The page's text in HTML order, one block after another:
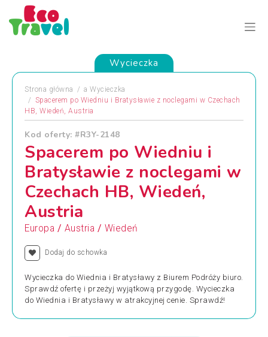
Wycieczka
Strona główna a Wycieczka
Spacerem po Wiedniu i Bratysławie z noclegami w Czechach
HB, Wiedeń, Austria
Kod oferty: #R3Y-2148
Spacerem po Wiedniu i
Bratysławie z noclegami w
Czechach HB, Wiedeń,
Austria
Europa / Austria / Wiedeń
Dodaj do schowka
Wycieczka do Wiednia i Bratysławy z Biurem Podróży biuro.
Sprawdź ofertę i przeżyj wyjątkową przygodę. Wycieczka
do Wiednia i Bratysławy w atrakcyjnej cenie. Sprawdź!